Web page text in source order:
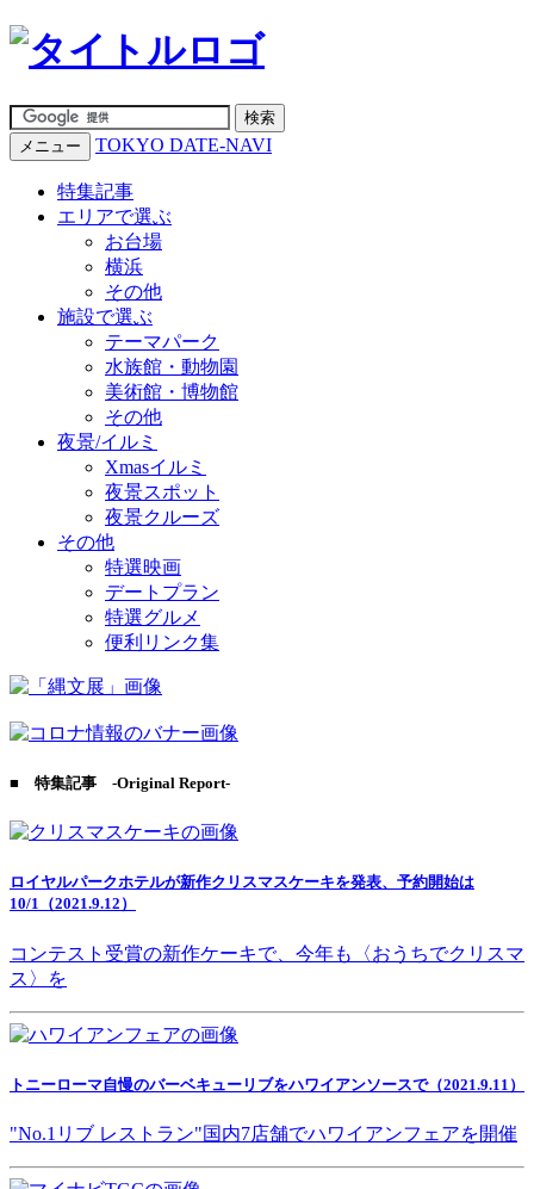
メニュー TOKYO DATE-NAVI
特集記事
エリアで選ぶ
お台場
横浜
その他
施設で選ぶ
テーマパーク
水族館・動物園
美術館・博物館
その他
夜景/イルミ
Xmasイルミ
夜景スポット
夜景クルーズ
その他
特選映画
デートプラン
特選グルメ
便利リンク集
■ 特集記事 -Original Report-
ロイヤルパークホテルが新作クリスマスケーキを発表、予約開始は
10/1（2021.9.12）
コンテスト受賞の新作ケーキで、今年も〈おうちでクリスマ
ス〉を
トニーローマ自慢のバーベキューリブをハワイアンソースで（2021.9.11）
"No.1リブ レストラン"国内7店舗でハワイアンフェアを開催